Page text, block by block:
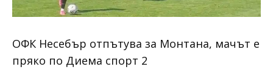
ОФК Несебър отпътува за Монтана, мачът е
пряко по Диема спорт 2